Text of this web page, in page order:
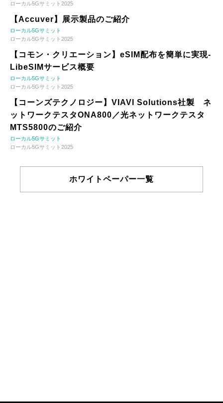
ローカル5Gサミット2025
【Accuver】展示製品のご紹介
ローカル5Gサミット
ローカル5Gサミット2025
【コモン・クリエーション】eSIM配布を簡単に実現-
LibeSIMサービス概要
ローカル5Gサミット
ローカル5Gサミット2025
【コーンズテクノロジー】VIAVI Solutions社製 ネ
ットワークテスタONA800／光ネットワークテスタ
MTS5800のご紹介
ローカル5Gサミット
ローカル5Gサミット2025
ホワイトペーパー一覧